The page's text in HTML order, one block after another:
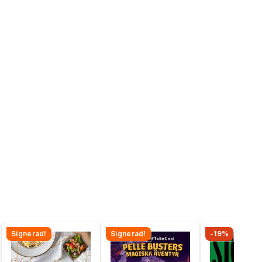
Signerad! Signerad! -19%